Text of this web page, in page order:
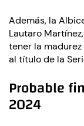
Además, la
Lautaro
tener la
al título de la
Probable
2024